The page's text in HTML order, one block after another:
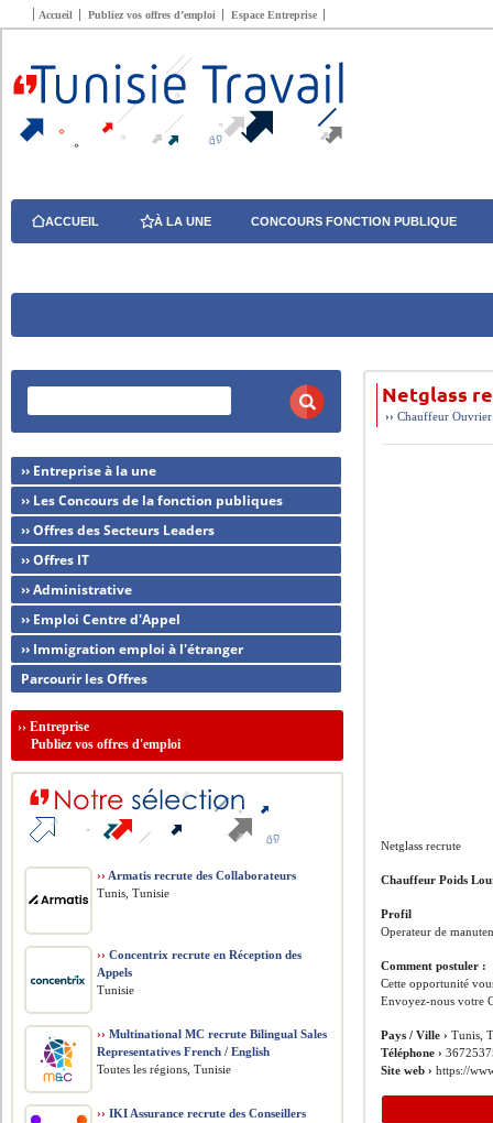
Accueil Publiez vos offres d’emploi Espace Entreprise
ACCUEIL À LA UNE CONCOURS FONCTION PUBLIQUE
Netglass
››Chauffeur
Netglass recrute
Chauffeur Poids
Profil
Operateur de
Comment postuler :
Cette opportunité
Envoyez-nous votre
Pays / Ville › Tunis,
Téléphone ›
Site web › https://
›› Entreprise à la une
›› Les Concours de la fonction publiques
›› Offres des Secteurs Leaders
›› Offres IT
›› Administrative
›› Emploi Centre d'Appel
›› Immigration emploi à l'étranger
Parcourir les Offres
››Entreprise
Publiez vos offres d'emploi
›› Armatis recrute des Collaborateurs
Tunis, Tunisie
›› Concentrix recrute en Réception des
Appels
Tunisie
›› Multinational MC recrute Bilingual Sales
Representatives French / English
Toutes les régions, Tunisie
›› IKI Assurance recrute des Conseillers